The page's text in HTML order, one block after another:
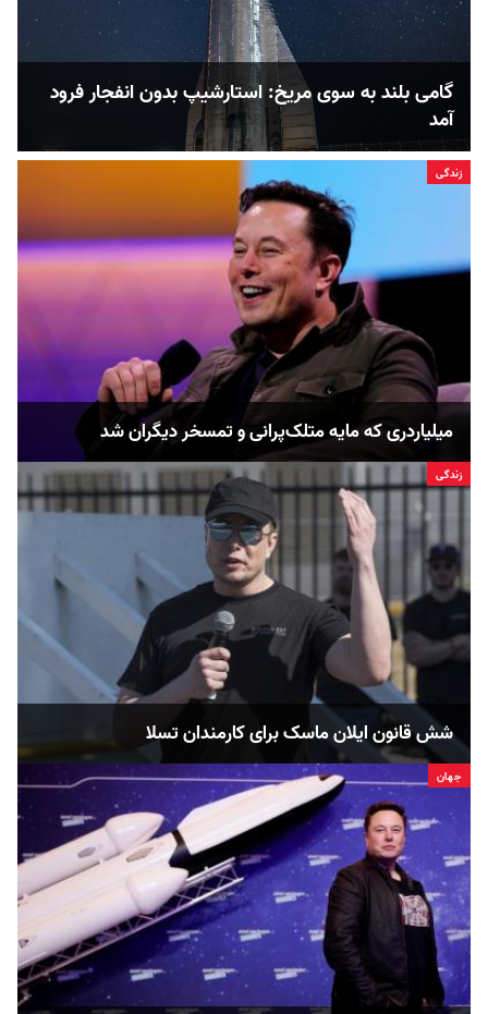
گامی بلند به سوی مریخ: استارشیپ بدون انفجار فرود
آمد
زندگی
میلیاردری که مایه متلک‌پرانی و تمسخر دیگران شد
زندگی
شش قانون ایلان ماسک برای کارمندان تسلا
جهان